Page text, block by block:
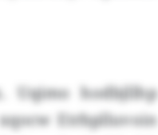
Uqimo hodbjllhp
Etrbplluvoin